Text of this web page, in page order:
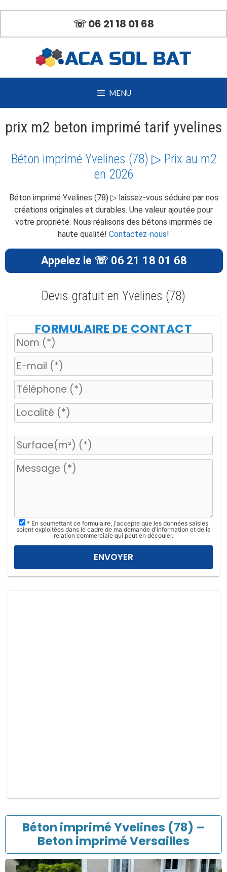
contenu
☏ 06 21 18 01 68
MENU
prix m2 beton imprimé tarif yvelines
Béton imprimé Yvelines (78) ▷ Prix au m2
en 2026
Béton imprimé Yvelines (78) ▷ laissez-vous séduire par nos
créations originales et durables. Une valeur ajoutée pour
votre propriété. Nous réalisons des bétons imprimés de
haute qualité! Contactez-nous!
Appelez le ☏ 06 21 18 01 68
Devis gratuit en Yvelines (78)
FORMULAIRE DE CONTACT
u
z
s
* En soumettant ce formulaire, j'accepte que les données saisies
soient exploitées dans le cadre de ma demande d'information et de la
relation commerciale qui peut en découler.
Béton imprimé Yvelines (78) –
Beton imprimé Versailles